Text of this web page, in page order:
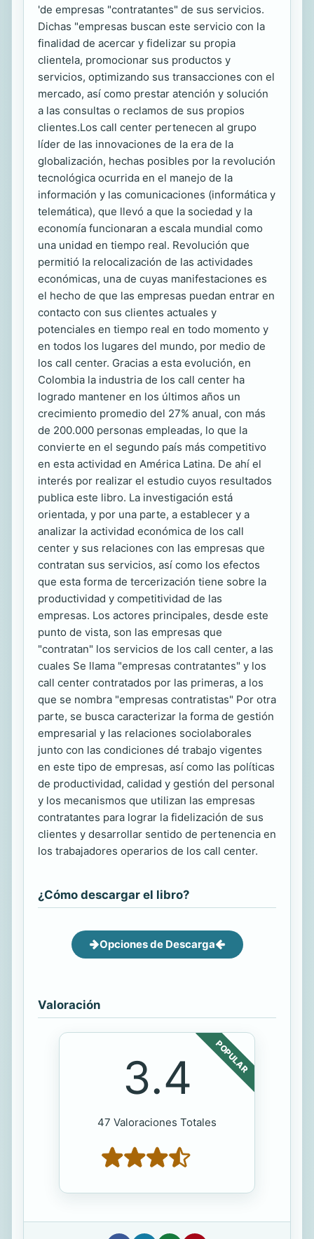
'de empresas "contratantes" de sus servicios.
Dichas "empresas buscan este servicio con la
finalidad de acercar y fidelizar su propia
clientela, promocionar sus productos y
servicios, optimizando sus transacciones con el
mercado, así como prestar atención y solución
a las consultas o reclamos de sus propios
clientes.Los call center pertenecen al grupo
líder de las innovaciones de la era de la
globalización, hechas posibles por la revolución
tecnológica ocurrida en el manejo de la
información y las comunicaciones (informática y
telemática), que llevó a que la sociedad y la
economía funcionaran a escala mundial como
una unidad en tiempo real. Revolución que
permitió la relocalización de las actividades
económicas, una de cuyas manifestaciones es
el hecho de que las empresas puedan entrar en
contacto con sus clientes actuales y
potenciales en tiempo real en todo momento y
en todos los lugares del mundo, por medio de
los call center. Gracias a esta evolución, en
Colombia la industria de los call center ha
logrado mantener en los últimos años un
crecimiento promedio del 27% anual, con más
de 200.000 personas empleadas, lo que la
convierte en el segundo país más competitivo
en esta actividad en América Latina. De ahí el
interés por realizar el estudio cuyos resultados
publica este libro. La investigación está
orientada, y por una parte, a establecer y a
analizar la actividad económica de los call
center y sus relaciones con las empresas que
contratan sus servicios, así como los efectos
que esta forma de tercerización tiene sobre la
productividad y competitividad de las
empresas. Los actores principales, desde este
punto de vista, son las empresas que
"contratan" los servicios de los call center, a las
cuales Se llama "empresas contratantes" y los
call center contratados por las primeras, a los
que se nombra "empresas contratistas" Por otra
parte, se busca caracterizar la forma de gestión
empresarial y las relaciones sociolaborales
junto con las condiciones dé trabajo vigentes
en este tipo de empresas, así como las políticas
de productividad, calidad y gestión del personal
y los mecanismos que utilizan las empresas
contratantes para lograr la fidelización de sus
clientes y desarrollar sentido de pertenencia en
los trabajadores operarios de los call center.
¿Cómo descargar el libro?
Opciones de Descarga
Valoración
POPULAR
3.4
47 Valoraciones Totales